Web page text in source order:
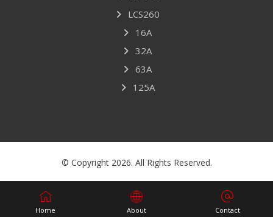
LCS260
16A
32A
63A
125A
© Copyright 2026. All Rights Reserved.
Home About Contact